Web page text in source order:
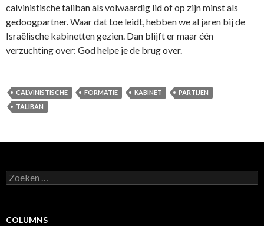
calvinistische taliban als volwaardig lid of op zijn minst als
gedoogpartner. Waar dat toe leidt, hebben we al jaren bij de
Israëlische kabinetten gezien. Dan blijft er maar één
verzuchting over: God helpe je de brug over.
CALVINISTISCHE FORMATIE KABINET
PARTIJEN
TALIBAN
Zoeken
naar:
COLUMNS